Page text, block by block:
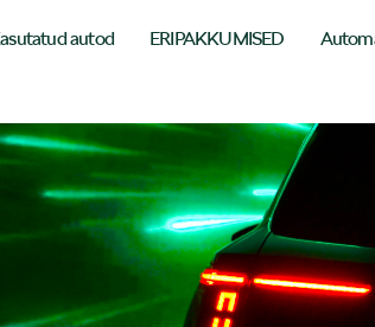
autod ERIPAKKUMISED